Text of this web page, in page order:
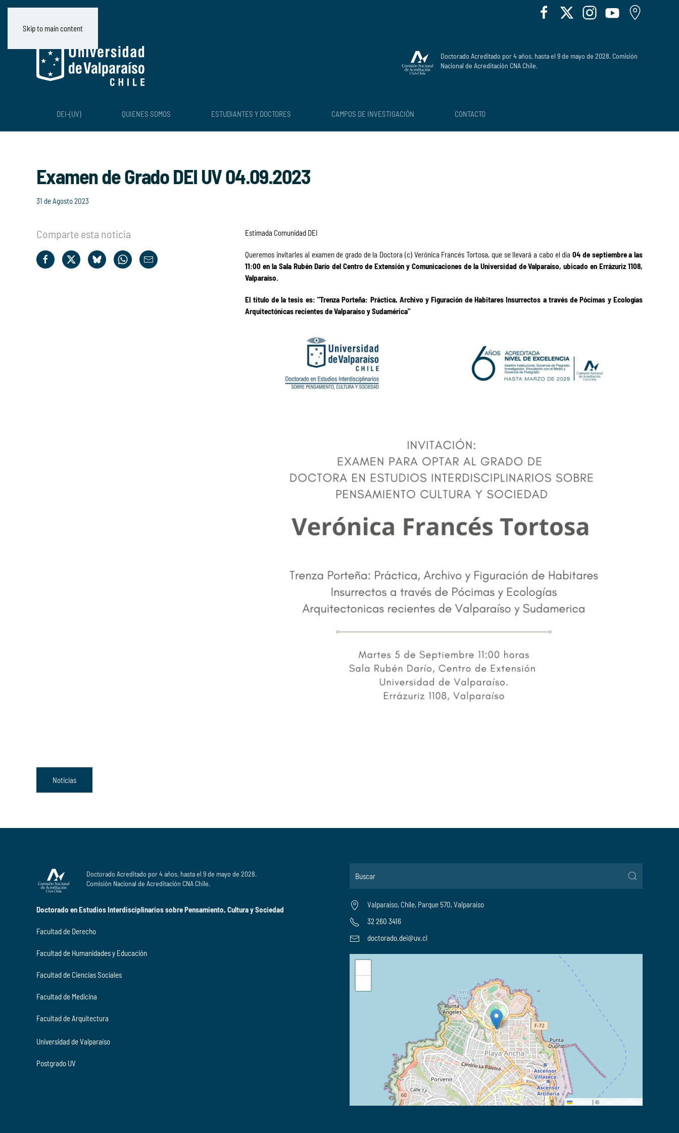
Skip to main content
Doctorado Acreditado por 4 años, hasta el 9 de mayo de 2028. Comisión
Nacional de Acreditación CNA Chile.
DEI-(UV) QUIENES SOMOS ESTUDIANTES Y DOCTORES CAMPOS DE INVESTIGACIÓN CONTACTO
Examen de Grado DEI UV 04.09.2023
31 de Agosto 2023
Comparte esta noticia Estimada Comunidad DEI
Queremos invitarles al examen de grado de la Doctora (c) Verónica Francés Tortosa, que se llevará a cabo el día04 de septiembre a las
11:00 en la Sala Rubén Darío del Centro de Extensión y Comunicaciones de la Universidad de Valparaíso, ubicado en Errázuriz 1108,
Valparaíso.
El titulo de la tesis es: "Trenza Porteña: Práctica, Archivo y Figuración de Habitares Insurrectos a través de Pócimas y Ecologías
Arquitectónicas recientes de Valparaíso y Sudamérica"
Noticias
Doctorado Acreditado por 4 años, hasta el 9 de mayo de 2028.
Comisión Nacional de Acreditación CNA Chile.
Doctorado en Estudios Interdisciplinarios sobre Pensamiento, Cultura y Sociedad
Facultad de Derecho
Facultad de Humanidades y Educación
Facultad de Ciencias Sociales
Facultad de Medicina
Facultad de Arquitectura
Universidad de Valparaíso
Postgrado UV
Valparaíso, Chile, Parque 570, Valparaíso
32 260 3416
doctorado.dei@uv.cl
| ©